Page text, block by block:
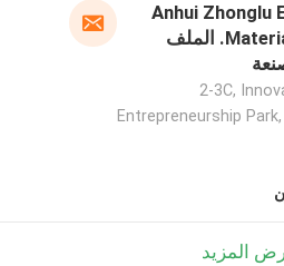
Anhui Zhonglu
Materials Co., Ltd. الملف
2-3C,
Entrepreneurship
المزيد